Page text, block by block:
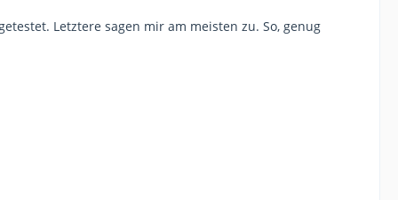
Letztere sagen mir am meisten zu. So, genug